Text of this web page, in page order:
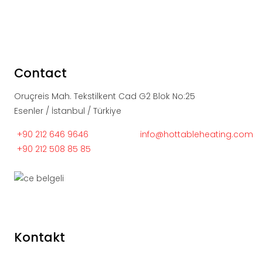
Contact
Oruçreis Mah. Tekstilkent Cad G2 Blok No:25
Esenler / İstanbul / Türkiye
+90 212 646 9646
+90 212 508 85 85
info@hottableheating.com
Kontakt